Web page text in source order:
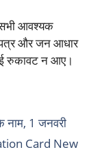
सभी आवश्यक
पत्र और जन आधार
रुकावट न आए।
नाम, 1 जनवरी
Card New